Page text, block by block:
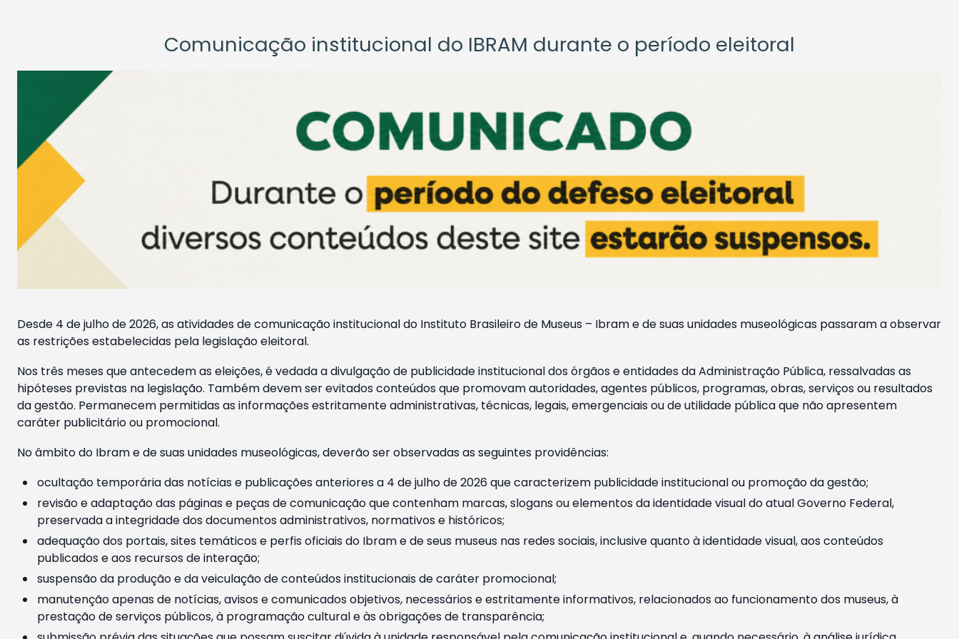
Comunicação institucional do IBRAM durante o período eleitoral
Desde 4 de julho de 2026, as atividades de comunicação institucional do Instituto Brasileiro de Museus – Ibram e de suas unidades museológicas passaram a observar
as restrições estabelecidas pela legislação eleitoral.
Nos três meses que antecedem as eleições, é vedada a divulgação de publicidade institucional dos órgãos e entidades da Administração Pública, ressalvadas as
hipóteses previstas na legislação. Também devem ser evitados conteúdos que promovam autoridades, agentes públicos, programas, obras, serviços ou resultados
da gestão. Permanecem permitidas as informações estritamente administrativas, técnicas, legais, emergenciais ou de utilidade pública que não apresentem
caráter publicitário ou promocional.
No âmbito do Ibram e de suas unidades museológicas, deverão ser observadas as seguintes providências:
ocultação temporária das notícias e publicações anteriores a 4 de julho de 2026 que caracterizem publicidade institucional ou promoção da gestão;
revisão e adaptação das páginas e peças de comunicação que contenham marcas, slogans ou elementos da identidade visual do atual Governo Federal,
preservada a integridade dos documentos administrativos, normativos e históricos;
adequação dos portais, sites temáticos e perfis oficiais do Ibram e de seus museus nas redes sociais, inclusive quanto à identidade visual, aos conteúdos
publicados e aos recursos de interação;
suspensão da produção e da veiculação de conteúdos institucionais de caráter promocional;
manutenção apenas de notícias, avisos e comunicados objetivos, necessários e estritamente informativos, relacionados ao funcionamento dos museus, à
prestação de serviços públicos, à programação cultural e às obrigações de transparência;